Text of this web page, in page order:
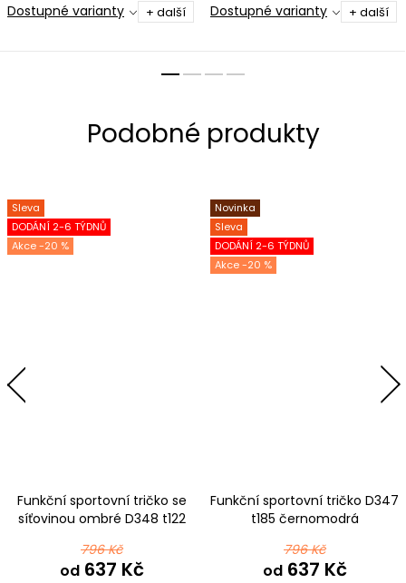
Dostupné varianty + další Dostupné varianty + další
Sleva
DODÁNÍ 2-6 TÝDNŮ
-20 %
Funkční sportovní tričko se
síťovinou ombré D348 t122
796 Kč
od637 Kč
Novinka
Sleva
DODÁNÍ 2-6 TÝDNŮ
-20 %
Funkční sportovní tričko D347
t185 černomodrá
796 Kč
od637 Kč